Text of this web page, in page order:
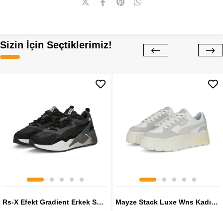
Sizin İçin Seçtiklerimiz!
Rs-X Efekt Gradient Erkek Sneaker Mayze Stack Luxe Wns Kadın Sneaker